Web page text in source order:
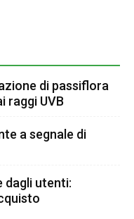
di passiflora
raggi UVB
a segnale di
dagli utenti: